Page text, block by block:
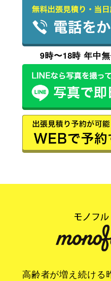
9時〜18時 年中
高齢者が増え続ける